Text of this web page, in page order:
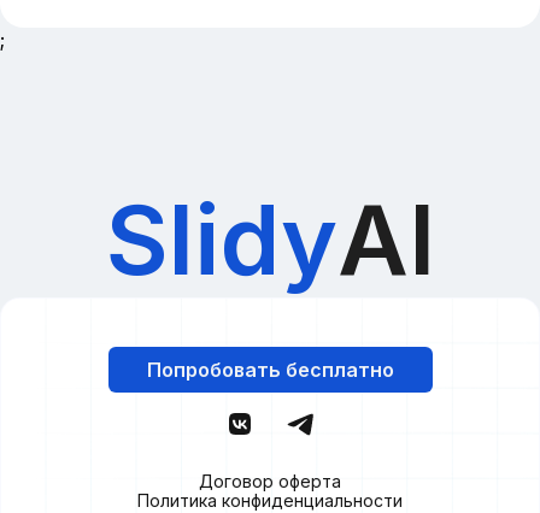
;
SlidyAI
Попробовать бесплатно
Договор оферта
Политика конфиденциальности